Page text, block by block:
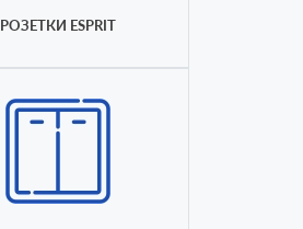
РОЗЕТКИ ESPRIT